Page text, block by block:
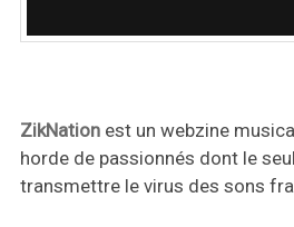
ZikNationest un webzine
horde de passionnés dont le
transmettre le virus des sons